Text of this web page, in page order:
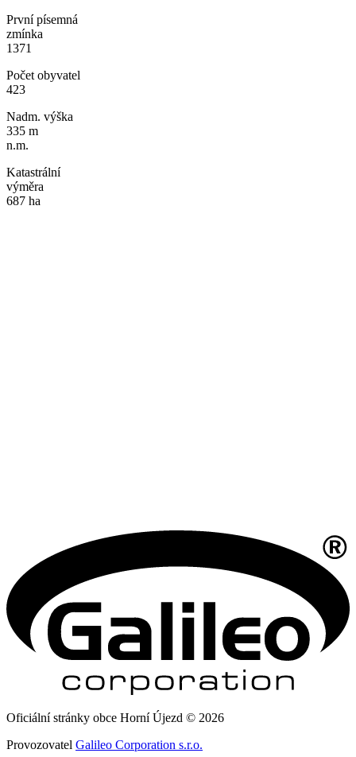
První písemná
zmínka
1371
Počet obyvatel
423
Nadm. výška
335 m
n.m.
Katastrální
výměra
687 ha
Oficiální stránky obce Horní Újezd © 2026
Provozovatel Galileo Corporation s.r.o.